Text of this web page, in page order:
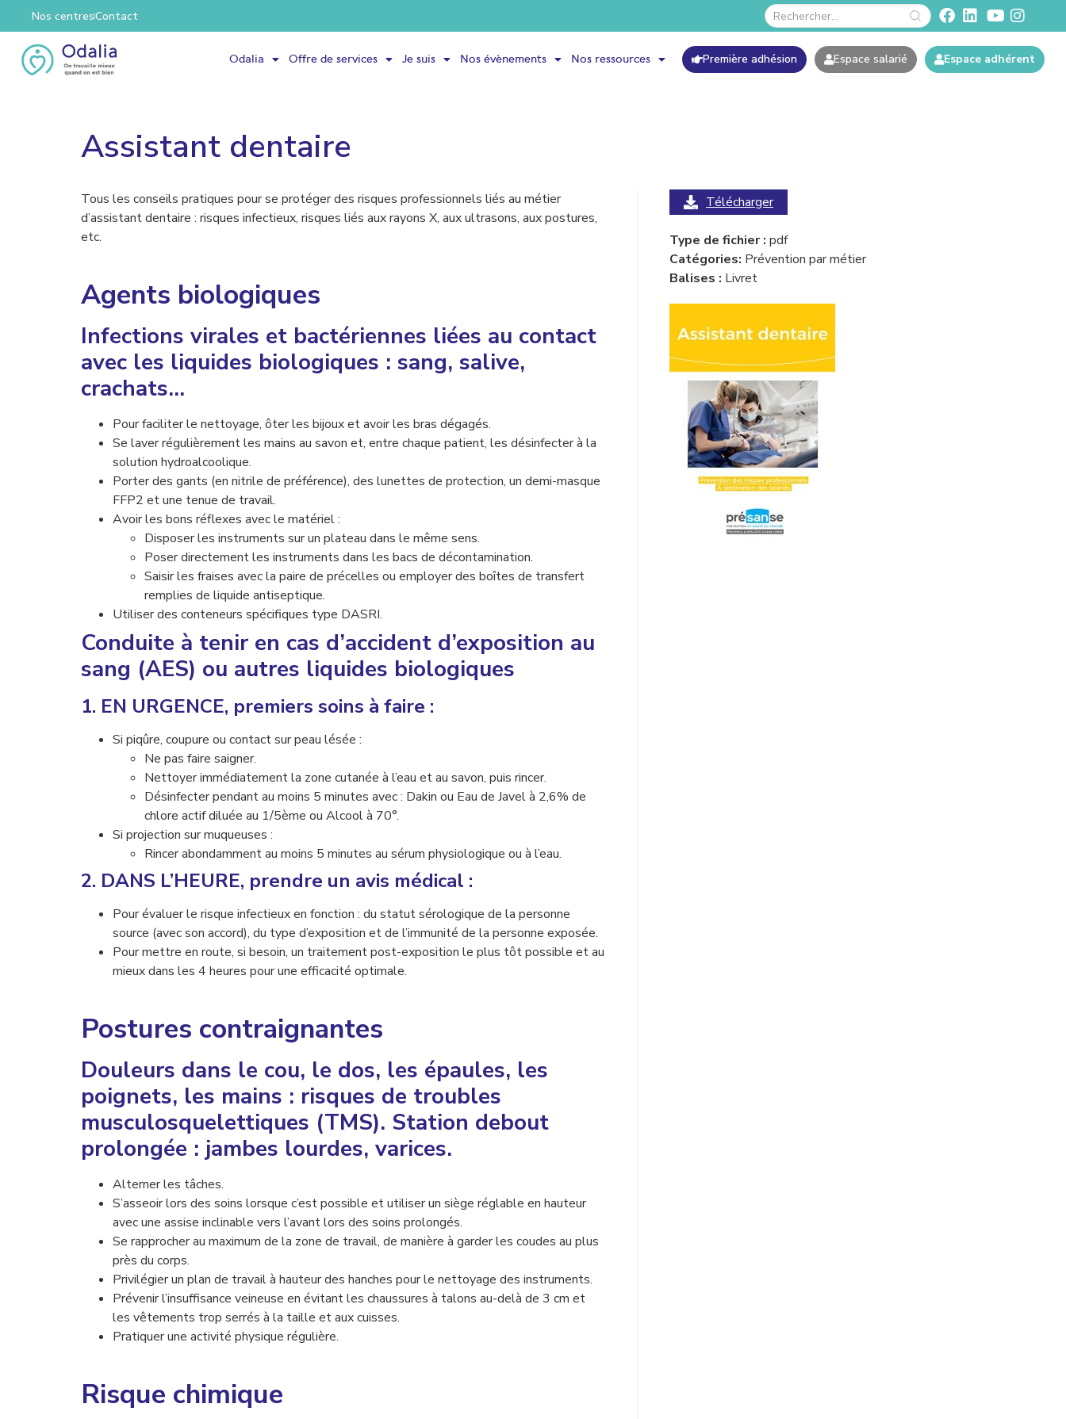
Nos centresContact
Odalia Offre de services Je suis Nos évènements Nos ressources Première adhésion Espace salarié Espace adhérent
Assistant dentaire
Tous les conseils pratiques pour se protéger des risques professionnels liés au métier
d’assistant dentaire : risques infectieux, risques liés aux rayons X, aux ultrasons, aux postures,
etc.
Agents biologiques
Infections virales et bactériennes liées au contact
avec les liquides biologiques : sang, salive,
crachats…
Pour faciliter le nettoyage, ôter les bijoux et avoir les bras dégagés.
Se laver régulièrement les mains au savon et, entre chaque patient, les désinfecter à la
solution hydroalcoolique.
Porter des gants (en nitrile de préférence), des lunettes de protection, un demi-masque
FFP2 et une tenue de travail.
Avoir les bons réflexes avec le matériel :
Disposer les instruments sur un plateau dans le même sens.
Poser directement les instruments dans les bacs de décontamination.
Saisir les fraises avec la paire de précelles ou employer des boîtes de transfert
remplies de liquide antiseptique.
Utiliser des conteneurs spécifiques type DASRI.
Conduite à tenir en cas d’accident d’exposition au
sang (AES) ou autres liquides biologiques
1. EN URGENCE, premiers soins à faire :
Si piqûre, coupure ou contact sur peau lésée :
Ne pas faire saigner.
Nettoyer immédiatement la zone cutanée à l’eau et au savon, puis rincer.
Désinfecter pendant au moins 5 minutes avec : Dakin ou Eau de Javel à 2,6% de
chlore actif diluée au 1/5ème ou Alcool à 70°.
Si projection sur muqueuses :
Rincer abondamment au moins 5 minutes au sérum physiologique ou à l’eau.
2. DANS L’HEURE, prendre un avis médical :
Pour évaluer le risque infectieux en fonction : du statut sérologique de la personne
source (avec son accord), du type d’exposition et de l’immunité de la personne exposée.
Pour mettre en route, si besoin, un traitement post-exposition le plus tôt possible et au
mieux dans les 4 heures pour une efficacité optimale.
Postures contraignantes
Douleurs dans le cou, le dos, les épaules, les
poignets, les mains : risques de troubles
musculosquelettiques (TMS). Station debout
prolongée : jambes lourdes, varices.
Alterner les tâches.
S’asseoir lors des soins lorsque c’est possible et utiliser un siège réglable en hauteur
avec une assise inclinable vers l’avant lors des soins prolongés.
Se rapprocher au maximum de la zone de travail, de manière à garder les coudes au plus
près du corps.
Privilégier un plan de travail à hauteur des hanches pour le nettoyage des instruments.
Prévenir l’insuffisance veineuse en évitant les chaussures à talons au-delà de 3 cm et
les vêtements trop serrés à la taille et aux cuisses.
Pratiquer une activité physique régulière.
Risque chimique
Télécharger
Type de fichier : pdf
Catégories: Prévention par métier
Balises : Livret